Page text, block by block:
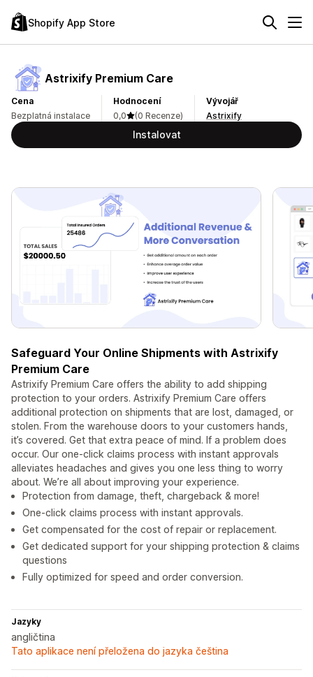
Shopify App Store
Astrixify Premium Care
Cena
Bezplatná instalace
Hodnocení
0,0
(0 Recenze)
Vývojář
Astrixify
Instalovat
Safeguard Your Online Shipments with Astrixify
Premium Care
Astrixify Premium Care offers the ability to add shipping
protection to your orders. Astrixify Premium Care offers
additional protection on shipments that are lost, damaged, or
stolen. From the warehouse doors to your customers hands,
it’s covered. Get that extra peace of mind. If a problem does
occur. Our one-click claims process with instant approvals
alleviates headaches and gives you one less thing to worry
about. We’re all about improving your experience.
Protection from damage, theft, chargeback & more!
One-click claims process with instant approvals.
Get compensated for the cost of repair or replacement.
Get dedicated support for your shipping protection & claims
questions
Fully optimized for speed and order conversion.
Jazyky
angličtina
Tato aplikace není přeložena do jazyka čeština